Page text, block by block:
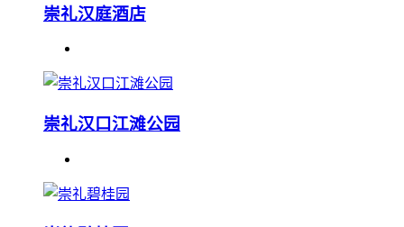
崇礼汉庭酒店
崇礼汉口江滩公园